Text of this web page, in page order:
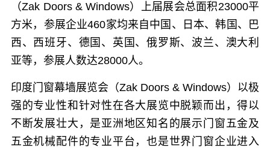
（Zak Doors & Windows）上届展会总面积23000平
方米，参展企业460家均来自中国、日本、韩国、巴
西、西班牙、德国、英国、俄罗斯、波兰、澳大利
亚等，参展人数达28000人。
印度门窗幕墙展览会（Zak Doors & Windows） 以极
强的专业性和针对性在各大展览中脱颖而出，得以
不断发展壮大，是亚洲地区知名的展示门窗五金及
五金机械配件的专业平台，也是世界门窗企业进入